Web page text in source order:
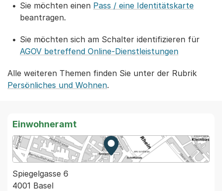
Sie möchten einen Pass / eine Identitätskarte
beantragen.
Sie möchten sich am Schalter identifizieren für
AGOV betreffend Online-Dienstleistungen
Alle weiteren Themen finden Sie unter der Rubrik
Persönliches und Wohnen.
Einwohneramt
Zur Karte von MapBS.
Externer Link, wird in einem
Spiegelgasse 6
4001 Basel